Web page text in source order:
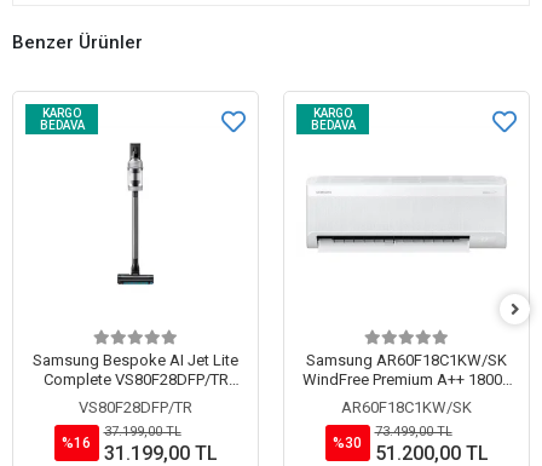
Benzer Ürünler
KARGO
BEDAVA
Samsung Bespoke AI Jet Lite
Complete VS80F28DFP/TR
Islak Kuru Şarjlı Dikey Süpürge
VS80F28DFP/TR
%16
37.199,00 TL
31.199,00 TL
KARGO
BEDAVA
Samsung AR60F18C1KW/SK
WindFree Premium A++ 18000
BTU Inverter Duvar Tipi Split
Klima
AR60F18C1KW/SK
%30
73.499,00 TL
51.200,00 TL